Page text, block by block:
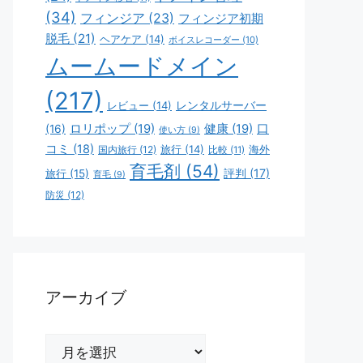
(34) フィンジア (23) フィンジア初期
脱毛 (21) ヘアケア (14) ボイスレコーダー (10)
ムームードメイン
(217)
レビュー (14) レンタルサーバー
(16) ロリポップ(19) 使い方 (9) 健康 (19) 口
コミ (18) 国内旅行 (12) 旅行 (14) 比較 (11) 海外
旅行 (15) 育毛 (9) 育毛剤 (54) 評判 (17)
防災 (12)
アーカイブ